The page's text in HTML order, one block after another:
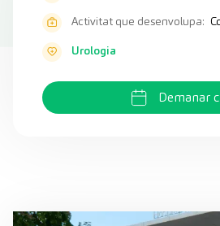
Activitat que desenvolupa:
Urologia
Demanar